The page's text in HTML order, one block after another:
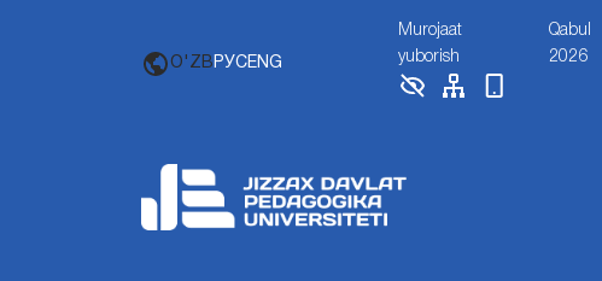
O'ZB РУСENG
Murojaat
yuborish
Qabul
2026